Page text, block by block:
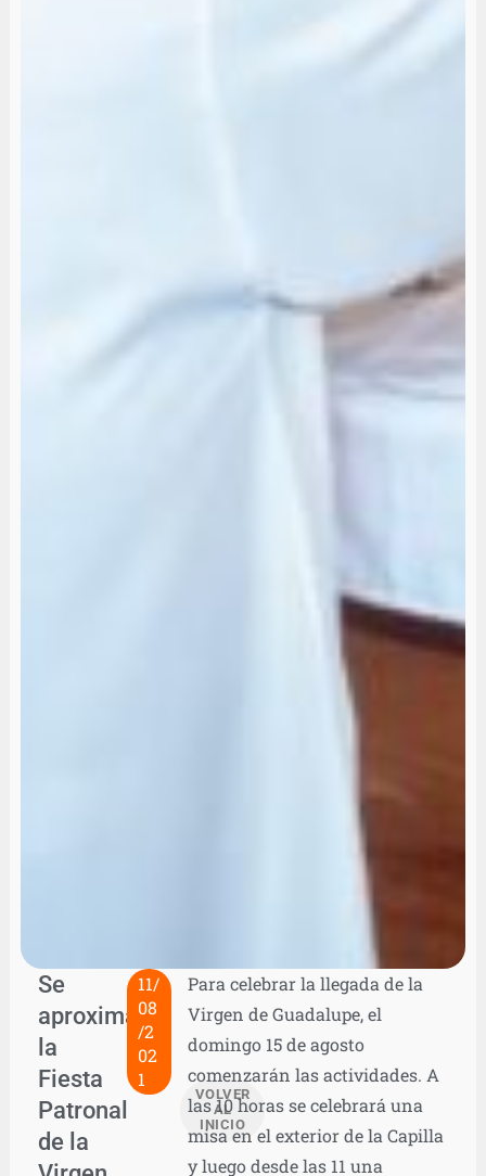
Se
aproxima
la
Fiesta
Patronal
de la
11/
08
/2
02
1
VOLVER
AL
INICIO
Para celebrar la llegada de la
Virgen de Guadalupe, el
domingo 15 de agosto
comenzarán las actividades. A
las 10 horas se celebrará una
misa en el exterior de la Capilla
y luego desde las 11 una